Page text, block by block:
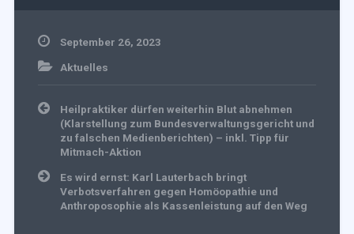
September 26, 2023
Aktuelles
Beitragsnavigation
Heilpraktiker dürfen weiterhin Blut abnehmen
(Klarstellung zum Bundesverwaltungsgericht und
zu falschen Medienberichten) – inkl. Tipp für
Mitmach-Aktion
Es wird ernst: Karl Lauterbach bringt
Verbotsverfahren gegen Homöopathie und
Anthroposophie als Kassenleistung auf den Weg